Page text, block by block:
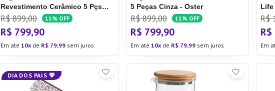
Revestimento Cerâmico 5 Pçs
Cinza Escuro - Oster
R$ 899,00 11% OFF
R$ 799,90
Em até10 de R$ 79,99 sem juros
5 Peças Cinza - Oster
R$ 899,00 11% OFF
R$ 799,90
Em até10 de R$ 79,99 sem juros
Life
R$
R$
Em
DIA DOS PAIS 💙